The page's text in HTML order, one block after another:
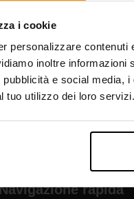
i cookie
personalizzare
inoltre
e social media,
tuo utilizzo dei loro servizi.
rapida